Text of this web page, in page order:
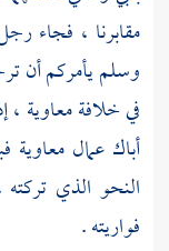
مقابرنا ، فجاء
وسلم يأمركم أن
في خلافةمعاوية ،
أباك عمال معاوية
النحو الذي تركته
فواريته .